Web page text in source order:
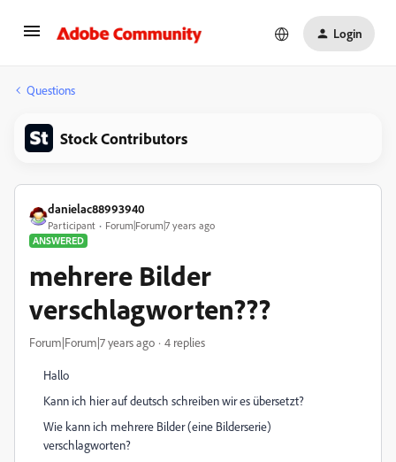
Login
Questions
Stock Contributors
danielac88993940
Participant
Forum|Forum|7 years ago
ANSWERED
mehrere Bilder
verschlagworten???
Forum|Forum|7 years ago 4 replies
Hallo
Kann ich hier auf deutsch schreiben wir es übersetzt?
Wie kann ich mehrere Bilder (eine Bilderserie)
verschlagworten?